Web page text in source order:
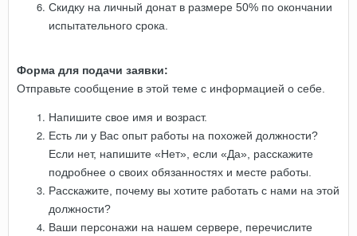
Скидку на личный донат в размере 50% по окончании
испытательного срока.
Форма для подачи заявки:
Отправьте сообщение в этой теме с информацией о себе.
Напишите свое имя и возраст.
Есть ли у Вас опыт работы на похожей должности?
Если нет, напишите «Нет», если «Да», расскажите
подробнее о своих обязанностях и месте работы.
Расскажите, почему вы хотите работать с нами на этой
должности?
Ваши персонажи на нашем сервере, перечислите